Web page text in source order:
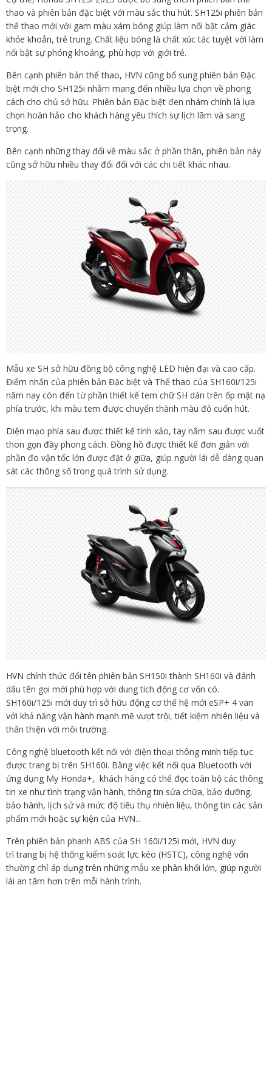
thao và phiên bản đặc biệt với màu sắc thu hút. SH125i phiên bản
thể thao mới với gam màu xám bóng giúp làm nổi bật cảm giác
khỏe khoắn, trẻ trung. Chất liệu bóng là chất xúc tác tuyệt vời làm
nổi bật sự phóng khoáng, phù hợp với giới trẻ.
Bên cạnh phiên bản thể thao, HVN cũng bổ sung phiên bản Đặc
biệt mới cho SH125i nhằm mang đến nhiều lựa chọn về phong
cách cho chủ sở hữu. Phiên bản Đặc biệt đen nhám chính là lựa
chọn hoàn hảo cho khách hàng yêu thích sự lịch lãm và sang
trọng.
Bên cạnh những thay đổi về màu sắc ở phần thân, phiên bản này
cũng sở hữu nhiều thay đổi đối với các chi tiết khác nhau.
Mẫu xe SH sở hữu đồng bộ công nghệ LED hiện đại và cao cấp.
Điểm nhấn của phiên bản Đặc biệt và Thể thao của SH160i/125i
năm nay còn đến từ phần thiết kế tem chữ SH dán trên ốp mặt nạ
phía trước, khi màu tem được chuyển thành màu đỏ cuốn hút.
Diện mạo phía sau được thiết kế tinh xảo, tay nắm sau được vuốt
thon gọn đầy phong cách. Đồng hồ được thiết kế đơn giản với
phần đo vận tốc lớn được đặt ở giữa, giúp người lái dễ dàng quan
sát các thông số trong quá trình sử dụng.
HVN chính thức đổi tên phiên bản SH150i thành SH160i và đánh
dấu tên gọi mới phù hợp với dung tích động cơ vốn có.
SH160i/125i mới duy trì sở hữu động cơ thế hệ mới eSP+ 4 van
với khả năng vận hành mạnh mẽ vượt trội, tiết kiệm nhiên liệu và
thân thiện với môi trường.
Công nghệ bluetooth kết nối với điện thoại thông minh tiếp tục
được trang bị trên SH160i. Bằng việc kết nối qua Bluetooth với
ứng dụng My Honda+, khách hàng có thể đọc toàn bộ các thông
tin xe như tình trạng vận hành, thông tin sửa chữa, bảo dưỡng,
bảo hành, lịch sử và mức độ tiêu thụ nhiên liệu, thông tin các sản
phẩm mới hoặc sự kiện của HVN...
Trên phiên bản phanh ABS của SH 160i/125i mới, HVN duy
trì trang bị hệ thống kiểm soát lực kéo (HSTC), công nghệ vốn
thường chỉ áp dụng trên những mẫu xe phân khối lớn, giúp người
lái an tâm hơn trên mỗi hành trình.